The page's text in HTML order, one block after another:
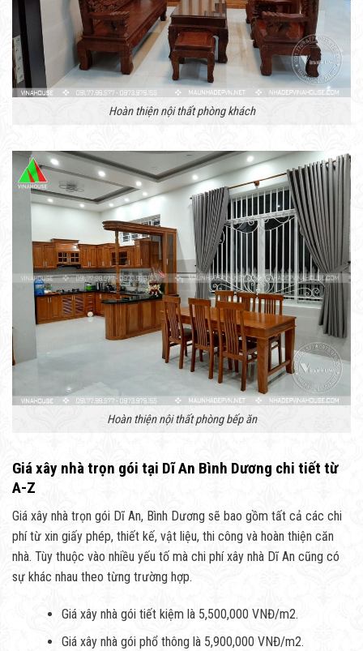
Hoàn thiện nội thất phòng khách
Hoàn thiện nội thất phòng bếp ăn
Giá xây nhà trọn gói tại Dĩ An Bình Dương chi tiết từ
A-Z
Giá xây nhà trọn gói Dĩ An, Bình Dương sẽ bao gồm tất cả các chi
phí từ xin giấy phép, thiết kế, vật liệu, thi công và hoàn thiện căn
nhà. Tùy thuộc vào nhiều yếu tố mà chi phí xây nhà Dĩ An cũng có
sự khác nhau theo từng trường hợp.
Giá xây nhà gói tiết kiệm là 5,500,000 VNĐ/m2.
Giá xây nhà gói phổ thông là 5,900,000 VNĐ/m2.